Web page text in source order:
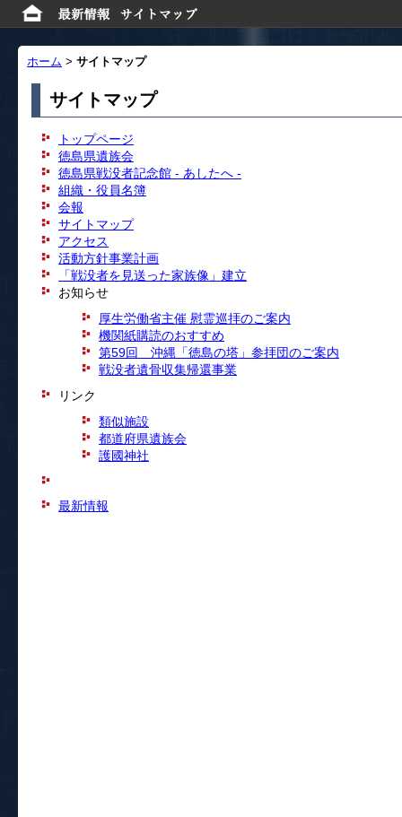
ホーム > サイトマップ
サイトマップ
トップページ
徳島県遺族会
徳島県戦没者記念館 - あしたへ -
組織・役員名簿
会報
サイトマップ
アクセス
活動方針事業計画
「戦没者を見送った家族像」建立
お知らせ
厚生労働省主催 慰霊巡拝のご案内
機関紙購読のおすすめ
第59回 沖縄「徳島の塔」参拝団のご案内
戦没者遺骨収集帰還事業
リンク
類似施設
都道府県遺族会
護國神社
最新情報